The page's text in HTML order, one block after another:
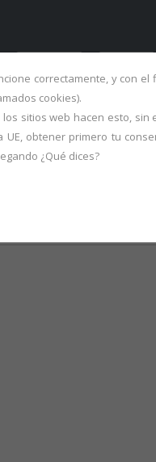
correctamente, y con
cookies).
sitios web hacen esto,
UE, obtener primero tu
¿Qué dices?